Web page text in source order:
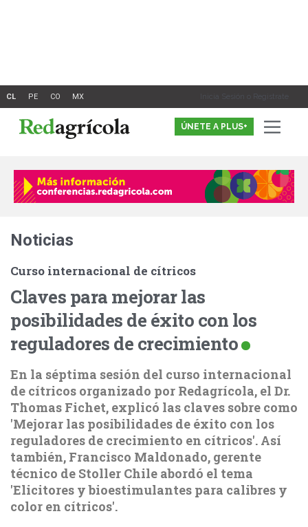
Inicia Sesión o Registrate
ÚNETE A PLUS+
Noticias
Curso internacional de cítricos
Claves para mejorar las
posibilidades de éxito con los
reguladores de crecimiento
En la séptima sesión del curso internacional
de cítricos organizado por Redagrícola, el Dr.
Thomas Fichet, explicó las claves sobre como
'Mejorar las posibilidades de éxito con los
reguladores de crecimiento en cítricos'. Así
también, Francisco Maldonado, gerente
técnico de Stoller Chile abordó el tema
'Elicitores y bioestimulantes para calibres y
color en cítricos'.